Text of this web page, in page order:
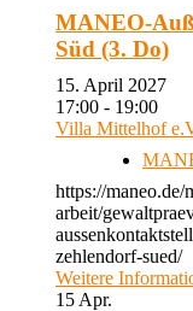
MANEO-
Süd (3. Do)
15. April 2027
17:00 - 19:00
Villa Mittelhof
https://maneo.de/
arbeit/
zehlendorf-sued/
Weitere
15 Apr.